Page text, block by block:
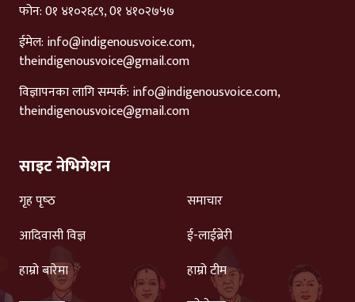
फोन: 0१ ४१०२६८९, 0१ ४१०२७५७
ईमेल: info@indigenousvoice.com,
theindigenousvoice@gmail.com
विज्ञापनका लागि सम्पर्क: info@indigenousvoice.com,
theindigenousvoice@gmail.com
साइट नेभिगेशन
गृह पृष्‍ठ
समाचार
आदिवासी विज्ञ
ई-लाईब्रेरी
हाम्रो बारेमा
हाम्रो टीम